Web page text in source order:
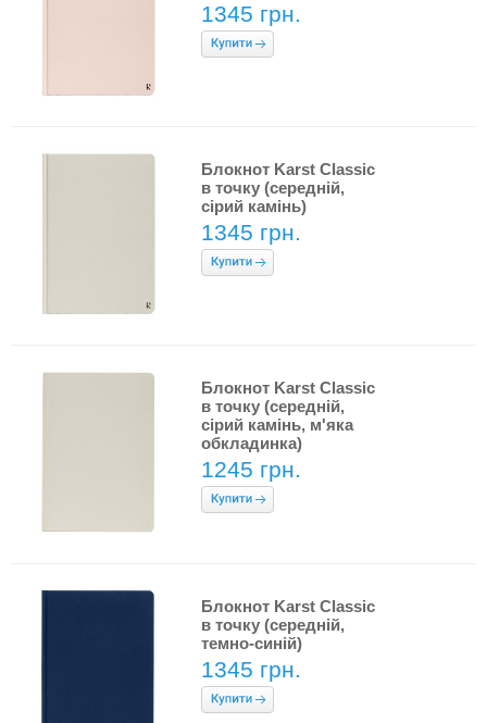
1345 грн.
Блокнот Karst Classic
в точку (середній,
сірий камінь)
1345 грн.
Блокнот Karst Classic
в точку (середній,
сірий камінь, м'яка
обкладинка)
1245 грн.
Блокнот Karst Classic
в точку (середній,
темно-синій)
1345 грн.